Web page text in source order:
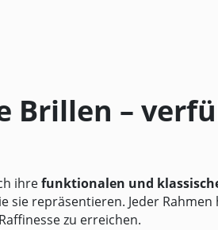
Brillen –
ihrefunktionalen und
sie repräsentieren. Jeder
zu erreichen.